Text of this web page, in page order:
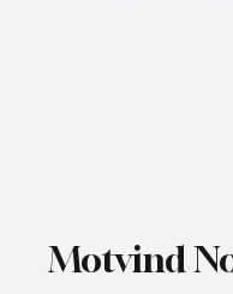
Motvind